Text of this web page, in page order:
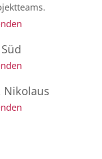
Nikolaus